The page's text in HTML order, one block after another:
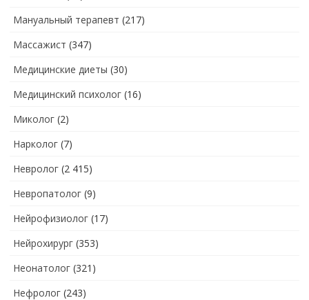
Мануальный терапевт (217)
Массажист (347)
Медицинские диеты (30)
Медицинский психолог (16)
Миколог (2)
Нарколог (7)
Невролог (2 415)
Невропатолог (9)
Нейрофизиолог (17)
Нейрохирург (353)
Неонатолог (321)
Нефролог (243)